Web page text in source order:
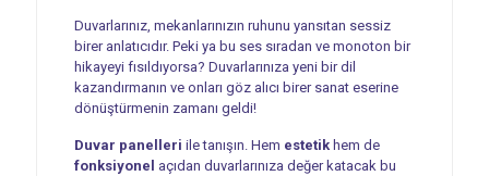
Duvarlarınız, mekanlarınızın ruhunu yansıtan sessiz
birer anlatıcıdır. Peki ya bu ses sıradan ve monoton bir
hikayeyi fısıldıyorsa? Duvarlarınıza yeni bir dil
kazandırmanın ve onları göz alıcı birer sanat eserine
dönüştürmenin zamanı geldi!
Duvar panelleri ile tanışın. Hem estetikhem de
fonksiyonel açıdan duvarlarınıza değer katacak bu